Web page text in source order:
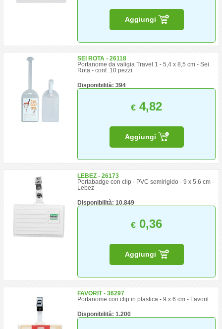
Aggiungi
SEI ROTA - 26118
Portanome da valigia Travel 1 - 5,4 x 8,5 cm - Sei
Rota - conf. 10 pezzi
Disponibilità: 394
€ 4,82
Aggiungi
LEBEZ - 26173
Portabadge con clip - PVC semirigido - 9 x 5,6 cm -
Lebez
Disponibilità: 10.849
€ 0,36
Aggiungi
FAVORIT - 36297
Portanome con clip in plastica - 9 x 6 cm - Favorit
Disponibilità: 1.200